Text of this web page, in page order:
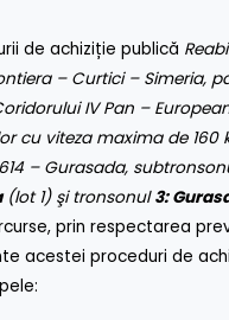
de achiziție publică
– Curtici – Simeria,
IV Pan –
cu viteza maxima de 160
– Gurasada,
(lot 1) şi tronsonul3:
prin respectarea
acestei proceduri de